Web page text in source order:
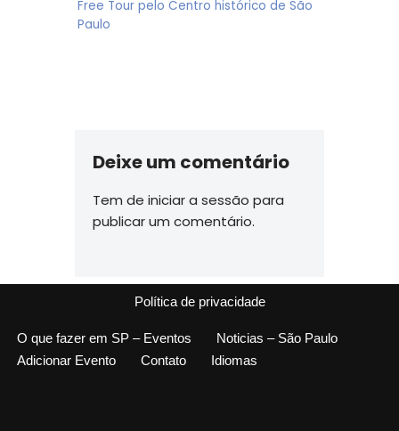
Free Tour pelo Centro histórico de São
Paulo
Deixe um comentário
Tem de iniciar a sessão para
publicar um comentário.
Política de privacidade
O que fazer em SP – Eventos
Noticias – São Paulo
Adicionar Evento
Contato Idiomas